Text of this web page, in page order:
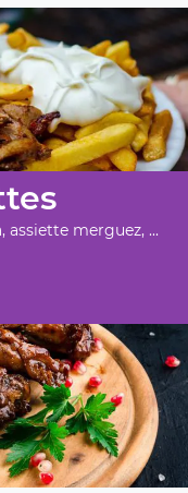
assiette merguez, ...